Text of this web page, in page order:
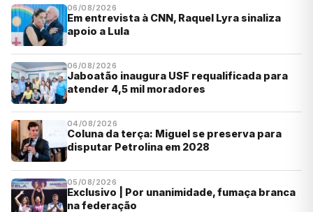
06/08/2026
Em entrevista à CNN, Raquel Lyra sinaliza
apoio a Lula
06/08/2026
Jaboatão inaugura USF requalificada para
atender 4,5 mil moradores
04/08/2026
Coluna da terça: Miguel se preserva para
disputar Petrolina em 2028
05/08/2026
Exclusivo | Por unanimidade, fumaça branca
na federação